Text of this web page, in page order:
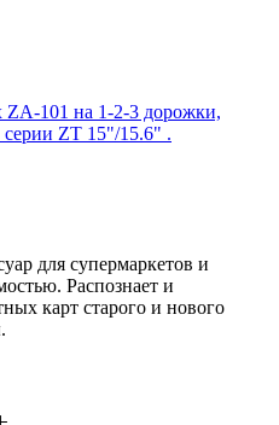
ZA-101 на 1-2-3 дорожки,
ZT 15"/15.6" .
для супермаркетов и
Распознает и
карт старого и нового